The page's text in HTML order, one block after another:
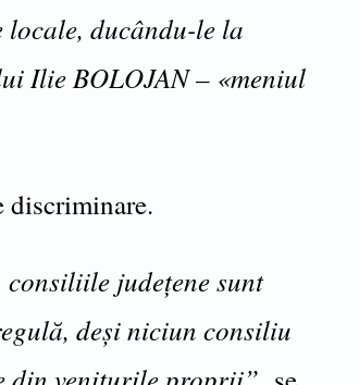
ducându-le la
Ilie BOLOJAN – «meniul
discriminare.
județene sunt
deși niciun consiliu